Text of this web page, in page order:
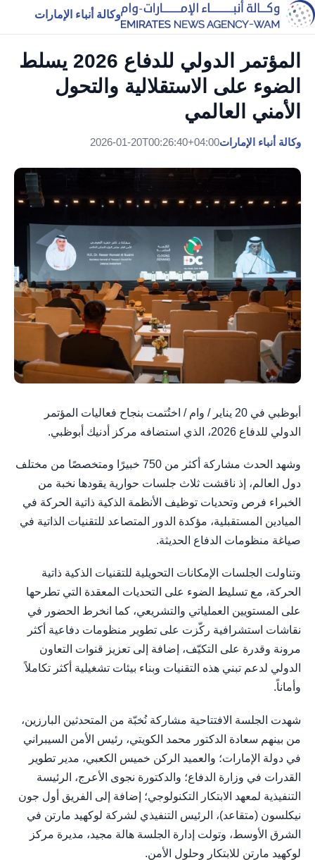
وكالة أنباء الإمارات
المؤتمر الدولي للدفاع 2026 يسلط
الضوء على الاستقلالية والتحول
الأمني ​​العالمي
وكالة أنباء الإمارات2026-01-20T00:26:40+04:00
أبوظبي في 20 يناير / وام / اختُتمت بنجاح فعاليات المؤتمر
الدولي للدفاع 2026، الذي استضافه مركز أدنيك أبوظبي.
وشهد الحدث مشاركة أكثر من 750 خبيرًا ومتخصصًا من مختلف
دول العالم، إذ ناقشت ثلاث جلسات حوارية يقودها نخبة من
الخبراء فرص وتحديات توظيف الأنظمة الذكية ذاتية الحركة في
الميادين المستقبلية، مؤكدة الدور المتصاعد للتقنيات الذاتية في
صياغة منظومات الدفاع الحديثة.
وتناولت الجلسات الإمكانات التحويلية للتقنيات الذكية ذاتية
الحركة، مع تسليط الضوء على التحديات المعقدة التي تطرحها
على المستويين العملياتي والتشريعي، كما انخرط الحضور في
نقاشات استشرافية ركّزت على تطوير منظومات دفاعية أكثر
مرونة وقدرة على التكيّف، إضافة إلى تعزيز قنوات التعاون
الدولي لدعم تبني هذه التقنيات وبناء بيئات تشغيلية أكثر تكاملاً
وأماناً.
شهدت الجلسة الافتتاحية مشاركة نُخبّة من المتحدثين البارزين،
من بينهم سعادة الدكتور محمد الكويتي، رئيس الأمن السيبراني
في دولة الإمارات؛ والعميد الركن خميس الكعبي، مدير تطوير
القدرات في وزارة الدفاع؛ والدكتورة نجوى الأعرج، الرئيسة
التنفيذية لمعهد الابتكار التكنولوجي؛ إضافة إلى الفريق أول جون
نيكلسون (متقاعد)، الرئيس التنفيذي لشركة لوكهيد مارتن في
الشرق الأوسط، وتولت إدارة الجلسة هالة مجيد، مديرة مركز
لوكهيد مارتن للابتكار وحلول الأمن.